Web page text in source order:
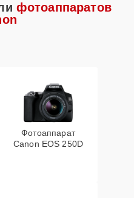
фотоаппаратов
Фотоаппарат
Canon EOS 250D